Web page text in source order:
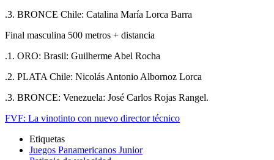
.3. BRONCE Chile: Catalina María Lorca Barra
Final masculina 500 metros + distancia
.1. ORO: Brasil: Guilherme Abel Rocha
.2. PLATA Chile: Nicolás Antonio Albornoz Lorca
.3. BRONCE: Venezuela: José Carlos Rojas Rangel.
FVF: La vinotinto con nuevo director técnico
Etiquetas
Juegos Panamericanos Junior